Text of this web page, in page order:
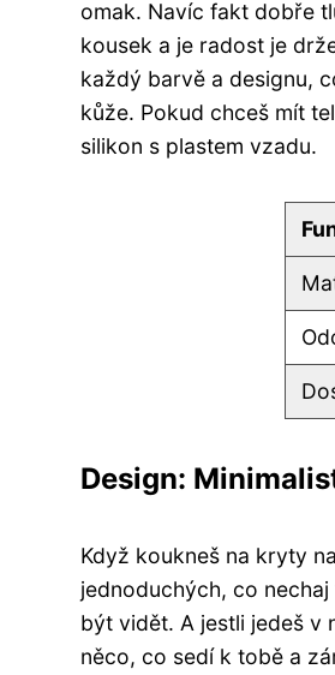
omak. Navíc fakt dobře
kousek a je radost je
každý barvě a designu,
kůže. Pokud chceš mít
silikon s plastem vzadu.
Design:
Když koukneš na kryty
jednoduchých, co
být vidět. A jestli jedeš v
něco, co sedí k tobě a